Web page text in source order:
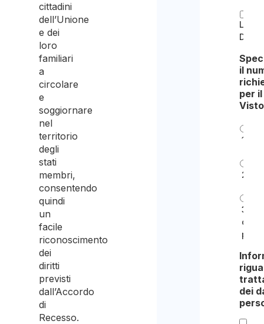
cittadini
dell’Unione
e dei
loro
familiari
a
circolare
e
soggiornare
nel
territorio
degli
stati
membri,
consentendo
quindi
un
facile
riconoscimento
dei
diritti
previsti
dall’Accordo
di
Recesso.
il
per il
Visto
1
2
3
o
più
dei